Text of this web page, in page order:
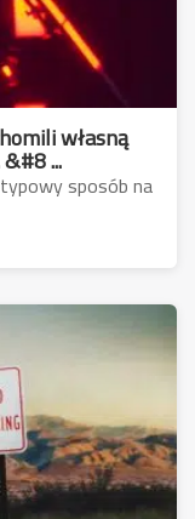
własną
...
sposób na